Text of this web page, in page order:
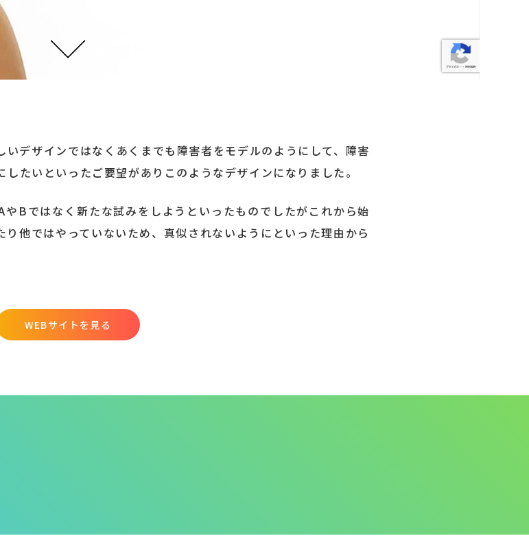
デザインではなくあくまでも障害者をモデルのようにして、障害
たいといったご要望がありこのようなデザインになりました。
Bではなく新たな試みをしようといったものでしたがこれから始
他ではやっていないため、真似されないようにといった理由から
WEBサイトを見る